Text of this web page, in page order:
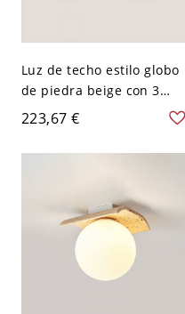
Luz de techo estilo globo
de piedra beige con 3
luces bi-pin y pantalla de
plástico blanco - 110 A
120 V
223,67 €